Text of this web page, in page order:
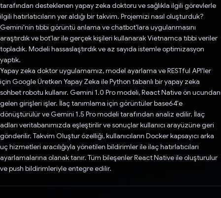
tarafından desteklenen yapay zeka doktoru ve sağlıkla ilgili görevlerle
ilgili hatırlatıcıların yer aldığı bir takvim. Projemizi nasıl oluşturduk?
Gemini'nin tıbbi görüntü anlama ve chatbot'lara uygulanmasını
araştırdık ve bot'lar ile gerçek kişileri kullanarak Vietnamca tıbbi veriler
topladık. Modeli hassaslaştırdık ve az sayıda istemle optimizasyon
yaptık.
Yapay zeka doktor uygulamamız, model ayarlama ve RESTful API'ler
için Google Üretken Yapay Zeka ile Python tabanlı bir yapay zeka
sohbet robotu kullanır. Gemini 1.0 Pro modeli, React Native ön ucundan
gelen girişleri işler. İlaç tanımlama için görüntüler base64'e
dönüştürülür ve Gemini 1.5 Pro modeli tarafından analiz edilir. İlaç
adları veritabanımızda eşleştirilir ve sonuçlar kullanıcı arayüzüne geri
gönderilir. Takvim Oluştur özelliği, kullanıcıların Docker kapsayıcı arka
uç hizmetleri aracılığıyla yönetilen bildirimler ile ilaç hatırlatıcıları
ayarlamalarına olanak tanır. Tüm bileşenler React Native ile oluşturulur
ve push bildirimleriyle entegre edilir.